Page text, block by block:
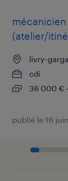
(atelier/
livry-
cdi
36 000 €
publié le 16